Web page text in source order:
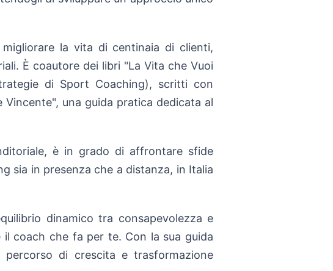
la vita di centinaia di clienti,
È coautore dei libri "La Vita che Vuoi
di Sport Coaching), scritti con
una guida pratica dedicata al
è in grado di affrontare sfide
sia in presenza che a distanza, in Italia
dinamico tra consapevolezza e
il coach che fa per te. Con la sua guida
di crescita e trasformazione